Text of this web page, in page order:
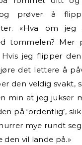
og prøver å
«Hva om jeg
tommelen? Mer
jeg flipper
det lettere å
den veldig svakt,
min at jeg jukser
på ‘ordentlig’,
mye rundt seg
den vil lande på.»